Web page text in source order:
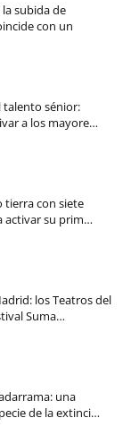
subida de
con un
talento sénior:
a los mayore…
tierra con siete
activar su prim…
los Teatros del
Suma…
una
de la extinci…